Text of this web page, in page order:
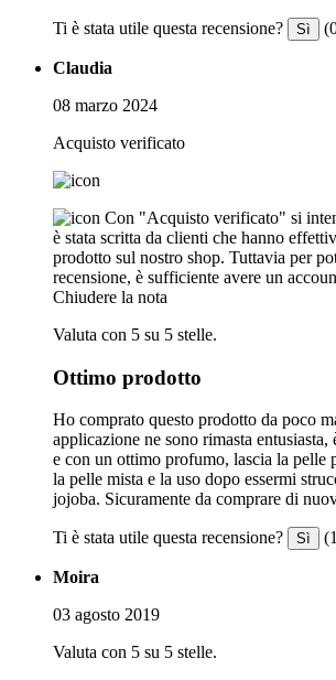
Ti è stata utile questa recensione? Sì
Claudia
08 marzo 2024
Acquisto verificato
Con "Acquisto verificato" si
è stata scritta da clienti che hanno
prodotto sul nostro shop. Tuttavia per
recensione, è sufficiente avere un
Chiudere la nota
Valuta con 5 su 5 stelle.
Ottimo prodotto
Ho comprato questo prodotto da poco
applicazione ne sono rimasta entusiasta,
e con un ottimo profumo, lascia la pelle
la pelle mista e la uso dopo essermi
jojoba. Sicuramente da comprare di
Ti è stata utile questa recensione? Sì
Moira
03 agosto 2019
Valuta con 5 su 5 stelle.